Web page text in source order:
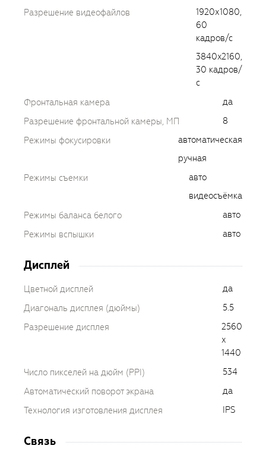
Разрешение видеофайлов
1920х1080,
60
кадров/с
3840x2160,
30 кадров/
с
Фронтальная камера
да
Разрешение фронтальной камеры, МП
8
Режимы фокусировки
автоматическая
ручная
Режимы съемки
авто
видеосъёмка
Режимы баланса белого
авто
Режимы вспышки
авто
Дисплей
Цветной дисплей
да
Диагональ дисплея (дюймы)
5.5
Разрешение дисплея
2560
x
1440
Число пикселей на дюйм (PPI)
534
Автоматический поворот экрана
да
Технология изготовления дисплея
IPS
Связь